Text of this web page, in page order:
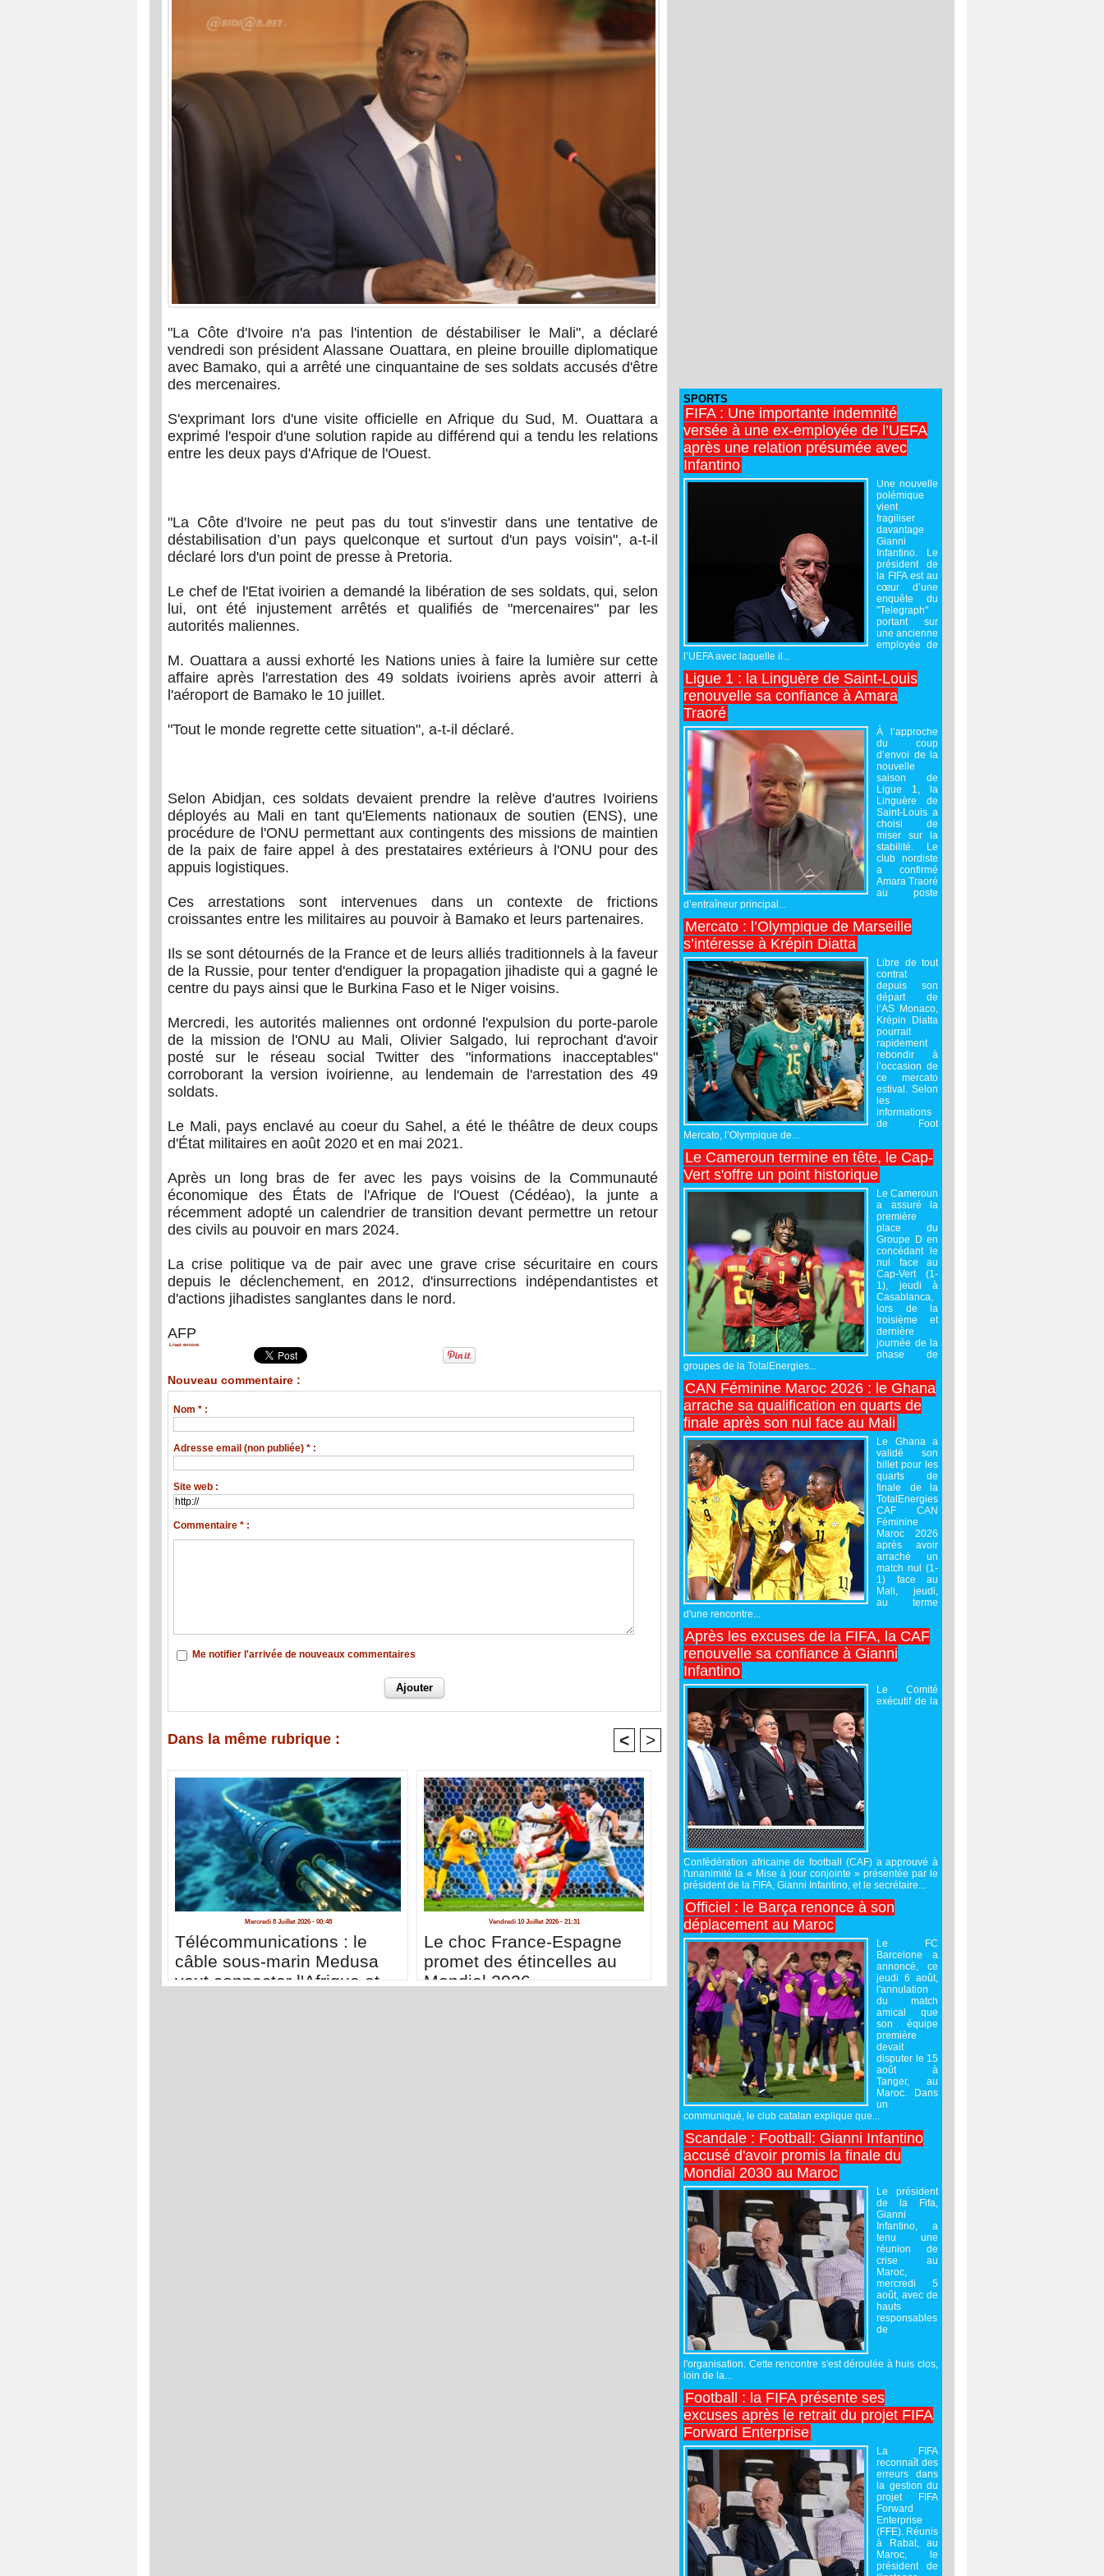
"La Côte d'Ivoire n'a pas l'intention de déstabiliser le Mali", a déclaré
vendredi son président Alassane Ouattara, en pleine brouille diplomatique
avec Bamako, qui a arrêté une cinquantaine de ses soldats accusés d'être
des mercenaires.
S'exprimant lors d'une visite officielle en Afrique du Sud, M. Ouattara a
exprimé l'espoir d'une solution rapide au différend qui a tendu les relations
entre les deux pays d'Afrique de l'Ouest.
"La Côte d'Ivoire ne peut pas du tout s'investir dans une tentative de
déstabilisation d’un pays quelconque et surtout d'un pays voisin", a-t-il
déclaré lors d'un point de presse à Pretoria.
Le chef de l'Etat ivoirien a demandé la libération de ses soldats, qui, selon
lui, ont été injustement arrêtés et qualifiés de "mercenaires" par les
autorités maliennes.
M. Ouattara a aussi exhorté les Nations unies à faire la lumière sur cette
affaire après l'arrestation des 49 soldats ivoiriens après avoir atterri à
l'aéroport de Bamako le 10 juillet.
"Tout le monde regrette cette situation", a-t-il déclaré.
Selon Abidjan, ces soldats devaient prendre la relève d'autres Ivoiriens
déployés au Mali en tant qu'Elements nationaux de soutien (ENS), une
procédure de l'ONU permettant aux contingents des missions de maintien
de la paix de faire appel à des prestataires extérieurs à l'ONU pour des
appuis logistiques.
Ces arrestations sont intervenues dans un contexte de frictions
croissantes entre les militaires au pouvoir à Bamako et leurs partenaires.
Ils se sont détournés de la France et de leurs alliés traditionnels à la faveur
de la Russie, pour tenter d'endiguer la propagation jihadiste qui a gagné le
centre du pays ainsi que le Burkina Faso et le Niger voisins.
Mercredi, les autorités maliennes ont ordonné l'expulsion du porte-parole
de la mission de l'ONU au Mali, Olivier Salgado, lui reprochant d'avoir
posté sur le réseau social Twitter des "informations inacceptables"
corroborant la version ivoirienne, au lendemain de l'arrestation des 49
soldats.
Le Mali, pays enclavé au coeur du Sahel, a été le théâtre de deux coups
d'État militaires en août 2020 et en mai 2021.
Après un long bras de fer avec les pays voisins de la Communauté
économique des États de l'Afrique de l'Ouest (Cédéao), la junte a
récemment adopté un calendrier de transition devant permettre un retour
des civils au pouvoir en mars 2024.
La crise politique va de pair avec une grave crise sécuritaire en cours
depuis le déclenchement, en 2012, d'insurrections indépendantistes et
d'actions jihadistes sanglantes dans le nord.
AFP
Lisez encore
Nouveau commentaire :
Nom * :
Adresse email (non publiée) * :
Site web :
Commentaire * :
Me notifier l'arrivée de nouveaux commentaires
Dans la même rubrique : < >
Mercredi 8 Juillet 2026 - 00:48
Télécommunications : le
câble sous-marin Medusa
veut connecter l'Afrique et
Vendredi 10 Juillet 2026 - 21:31
Le choc France-Espagne
promet des étincelles au
Mondial 2026
SPORTS
FIFA : Une importante indemnité
versée à une ex-employée de l’UEFA
après une relation présumée avec
Infantino
Une nouvelle
polémique
vient
fragiliser
davantage
Gianni
Infantino. Le
président de
la FIFA est au
cœur d’une
enquête du
"Telegraph"
portant sur
une ancienne
employée de
l’UEFA avec laquelle il...
Ligue 1 : la Linguère de Saint-Louis
renouvelle sa confiance à Amara
Traoré
À l’approche
du coup
d’envoi de la
nouvelle
saison de
Ligue 1, la
Linguère de
Saint-Louis a
choisi de
miser sur la
stabilité. Le
club nordiste
a confirmé
Amara Traoré
au poste
d’entraîneur principal...
Mercato : l’Olympique de Marseille
s’intéresse à Krépin Diatta
Libre de tout
contrat
depuis son
départ de
l’AS Monaco,
Krépin Diatta
pourrait
rapidement
rebondir à
l’occasion de
ce mercato
estival. Selon
les
informations
de Foot
Mercato, l’Olympique de...
Le Cameroun termine en tête, le Cap-
Vert s'offre un point historique
Le Cameroun
a assuré la
première
place du
Groupe D en
concédant le
nul face au
Cap-Vert (1-
1), jeudi à
Casablanca,
lors de la
troisième et
dernière
journée de la
phase de
groupes de la TotalEnergies...
CAN Féminine Maroc 2026 : le Ghana
arrache sa qualification en quarts de
finale après son nul face au Mali
Le Ghana a
validé son
billet pour les
quarts de
finale de la
TotalEnergies
CAF CAN
Féminine
Maroc 2026
après avoir
arraché un
match nul (1-
1) face au
Mali, jeudi,
au terme
d'une rencontre...
Après les excuses de la FIFA, la CAF
renouvelle sa confiance à Gianni
Infantino
Le Comité
exécutif de la
Confédération africaine de football (CAF) a approuvé à
l'unanimité la « Mise à jour conjointe » présentée par le
président de la FIFA, Gianni Infantino, et le secrétaire...
Officiel : le Barça renonce à son
déplacement au Maroc
Le FC
Barcelone a
annoncé, ce
jeudi 6 août,
l'annulation
du match
amical que
son équipe
première
devait
disputer le 15
août à
Tanger, au
Maroc. Dans
un
communiqué, le club catalan explique que...
Scandale : Football: Gianni Infantino
accusé d'avoir promis la finale du
Mondial 2030 au Maroc
Le président
de la Fifa,
Gianni
Infantino, a
tenu une
réunion de
crise au
Maroc,
mercredi 5
août, avec de
hauts
responsables
de
l'organisation. Cette rencontre s'est déroulée à huis clos,
loin de la...
Football : la FIFA présente ses
excuses après le retrait du projet FIFA
Forward Enterprise
La FIFA
reconnaît des
erreurs dans
la gestion du
projet FIFA
Forward
Enterprise
(FFE). Réunis
à Rabat, au
Maroc, le
président de